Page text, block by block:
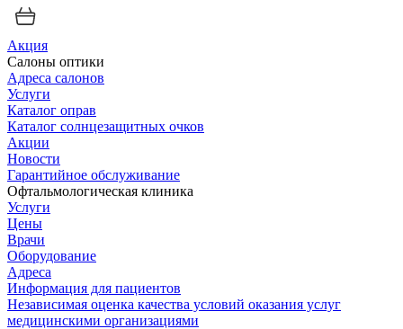
Акция
Салоны оптики
Адреса салонов
Услуги
Каталог оправ
Каталог солнцезащитных очков
Акции
Новости
Гарантийное обслуживание
Офтальмологическая клиника
Услуги
Цены
Врачи
Оборудование
Адреса
Информация для пациентов
Независимая оценка качества условий оказания услуг
медицинскими организациями